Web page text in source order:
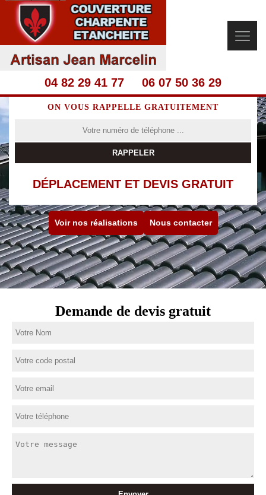
04 82 29 41 77 06 07 50 36 29
ON VOUS RAPPELLE GRATUITEMENT
DÉPLACEMENT ET DEVIS GRATUIT
Voir nos réalisations Nous contacter
Demande de devis gratuit